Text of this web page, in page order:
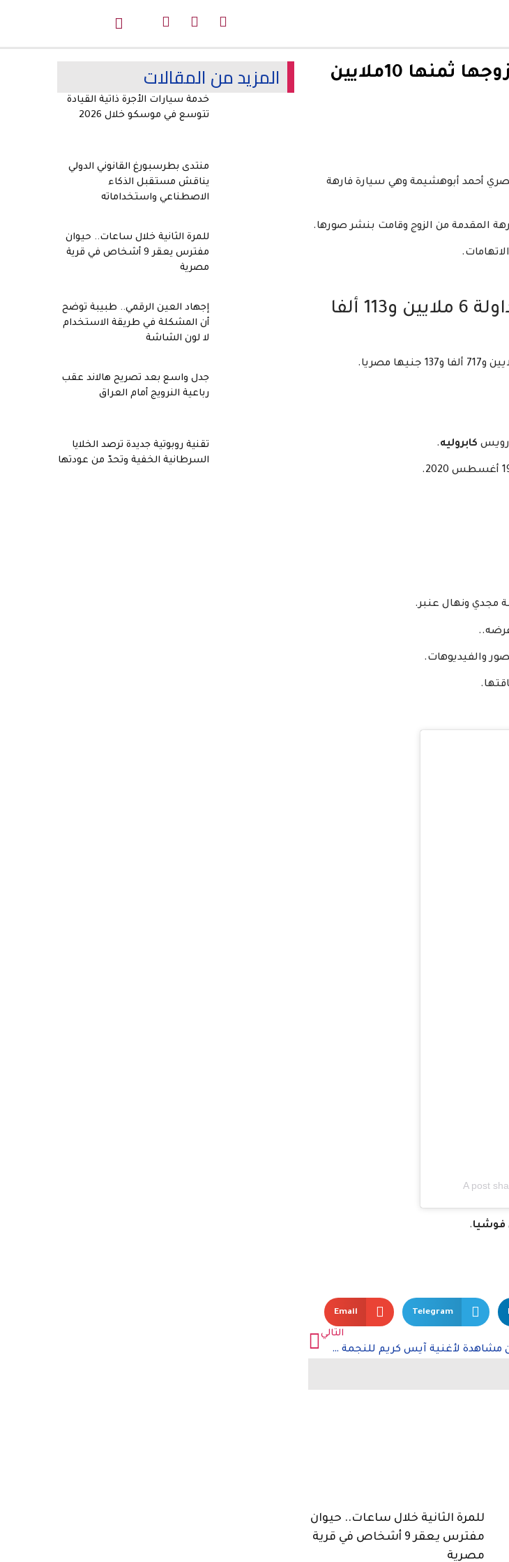
بالصور: ياسمين صبري تكشف عن هدية من زوجها ثمنها 10ملايين
أحمد أبوهشيمة وهي سيارة فارهة
المقدمة من الزوج وقامت بنشر صورها.
ويبلغ سعر سيارة ياسمين حسب الماركة المتداولة 6 ملايين و113 ألفا
رويس كابروليه.
مجدي ونهال عنبر.
والفيديوهات.
A post
فوشيا.
Telegram
Email
التالي
بالفيديو: 100مليون مشاهدة لأغنية آيس كريم للنجمة سيلينا جوميز
للمرة الثانية خلال ساعات.. حيوان
مفترس يعقر 9 أشخاص في قرية
مصرية
المزيد من المقالات
خدمة سيارات الأجرة ذاتية القيادة
تتوسع في موسكو خلال 2026
منتدى بطرسبورغ القانوني الدولي
يناقش مستقبل الذكاء
الاصطناعي واستخداماته
للمرة الثانية خلال ساعات.. حيوان
مفترس يعقر 9 أشخاص في قرية
مصرية
إجهاد العين الرقمي.. طبيبة توضح
أن المشكلة في طريقة الاستخدام
لا لون الشاشة
جدل واسع بعد تصريح هالاند عقب
رباعية النرويج أمام العراق
تقنية روبوتية جديدة ترصد الخلايا
السرطانية الخفية وتحدّ من عودتها